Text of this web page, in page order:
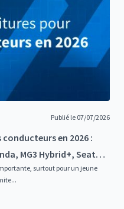
Publié le 07/07/2026
en 2026 :
MG3 Hybrid+, Seat
surtout pour un jeune